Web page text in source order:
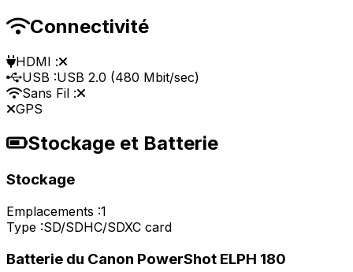
Connectivité
HDMI :
USB :USB 2.0 (480 Mbit/sec)
Sans Fil :
GPS
Stockage et Batterie
Stockage
Emplacements :1
Type :SD/SDHC/SDXC card
Batterie du Canon PowerShot ELPH 180